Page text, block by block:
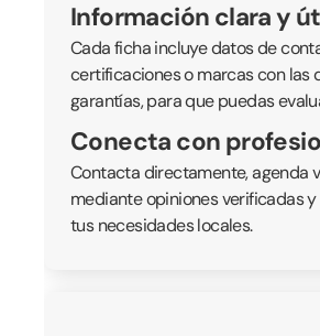
Información clara y
Cada ficha incluye datos de
certificaciones o marcas con las
garantías, para que puedas
Conecta con
Contacta directamente, agenda
mediante opiniones verificadas
tus necesidades locales.